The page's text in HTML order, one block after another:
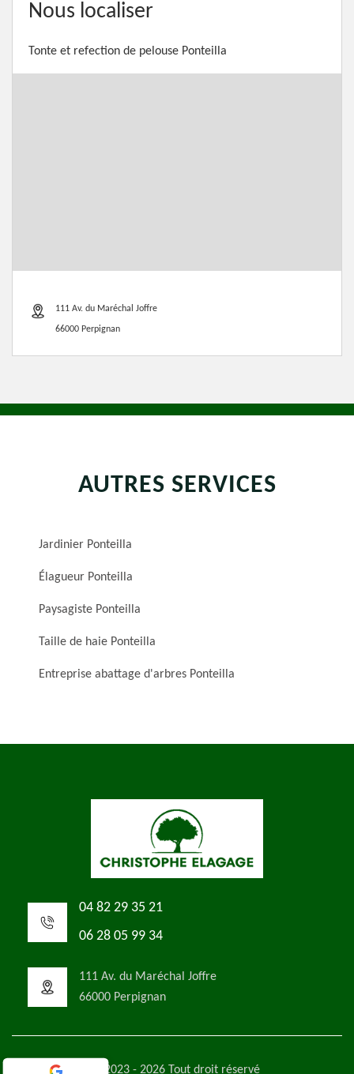
Nous localiser
Tonte et refection de pelouse Ponteilla
111 Av. du Maréchal Joffre
66000 Perpignan
AUTRES SERVICES
Jardinier Ponteilla
Élagueur Ponteilla
Paysagiste Ponteilla
Taille de haie Ponteilla
Entreprise abattage d'arbres Ponteilla
04 82 29 35 21
06 28 05 99 34
111 Av. du Maréchal Joffre
66000 Perpignan
©2023 - 2026 Tout droit réservé